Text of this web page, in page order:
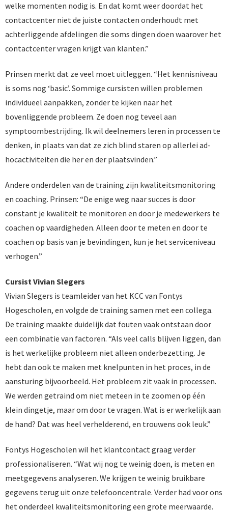
welke momenten nodig is. En dat komt weer doordat het
contactcenter niet de juiste contacten onderhoudt met
achterliggende afdelingen die soms dingen doen waarover het
contactcenter vragen krijgt van klanten.”
Prinsen merkt dat ze veel moet uitleggen. “Het kennisniveau
is soms nog ‘basic’. Sommige cursisten willen problemen
individueel aanpakken, zonder te kijken naar het
bovenliggende probleem. Ze doen nog teveel aan
symptoombestrijding. Ik wil deelnemers leren in processen te
denken, in plaats van dat ze zich blind staren op allerlei ad-
hocactiviteiten die her en der plaatsvinden.”
Andere onderdelen van de training zijn kwaliteitsmonitoring
en coaching. Prinsen: “De enige weg naar succes is door
constant je kwaliteit te monitoren en door je medewerkers te
coachen op vaardigheden. Alleen door te meten en door te
coachen op basis van je bevindingen, kun je het serviceniveau
verhogen.”
Cursist Vivian Slegers
Vivian Slegers is teamleider van het KCC van Fontys
Hogescholen, en volgde de training samen met een collega.
De training maakte duidelijk dat fouten vaak ontstaan door
een combinatie van factoren. “Als veel calls blijven liggen, dan
is het werkelijke probleem niet alleen onderbezetting. Je
hebt dan ook te maken met knelpunten in het proces, in de
aansturing bijvoorbeeld. Het probleem zit vaak in processen.
We werden getraind om niet meteen in te zoomen op één
klein dingetje, maar om door te vragen. Wat is er werkelijk aan
de hand? Dat was heel verhelderend, en trouwens ook leuk.”
Fontys Hogescholen wil het klantcontact graag verder
professionaliseren. “Wat wij nog te weinig doen, is meten en
meetgegevens analyseren. We krijgen te weinig bruikbare
gegevens terug uit onze telefooncentrale. Verder had voor ons
het onderdeel kwaliteitsmonitoring een grote meerwaarde.